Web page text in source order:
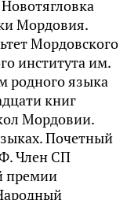
Мордовия.
Мордовского
института им.
родного языка
книг
Мордовии.
Почетный
Член СП
премии